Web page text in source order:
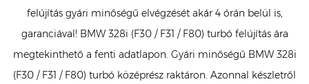
felújítás gyári minőségű elvégzését akár 4 órán belül is,
garanciával! BMW 328i (F30 / F31 / F80) turbó felújítás ára
megtekinthető a fenti adatlapon. Gyári minőségű BMW 328i
(F30 / F31 / F80) turbó középrész raktáron. Azonnal készletről